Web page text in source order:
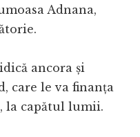
Adnana,
ancora și
care le va finanța
la capătul lumii.